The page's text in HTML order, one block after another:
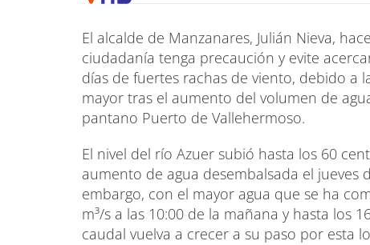
El alcalde de Manzanares, Julián Nieva,
ciudadanía tenga precaución y evite
días de fuertes rachas de viento, debido a
mayor tras el aumento del volumen de
pantano Puerto de Vallehermoso.
El nivel del río Azuer subió hasta los 60
aumento de agua desembalsada el jueves
embargo, con el mayor agua que se ha
m³/s a las 10:00 de la mañana y hasta los
caudal vuelva a crecer a su paso por esta